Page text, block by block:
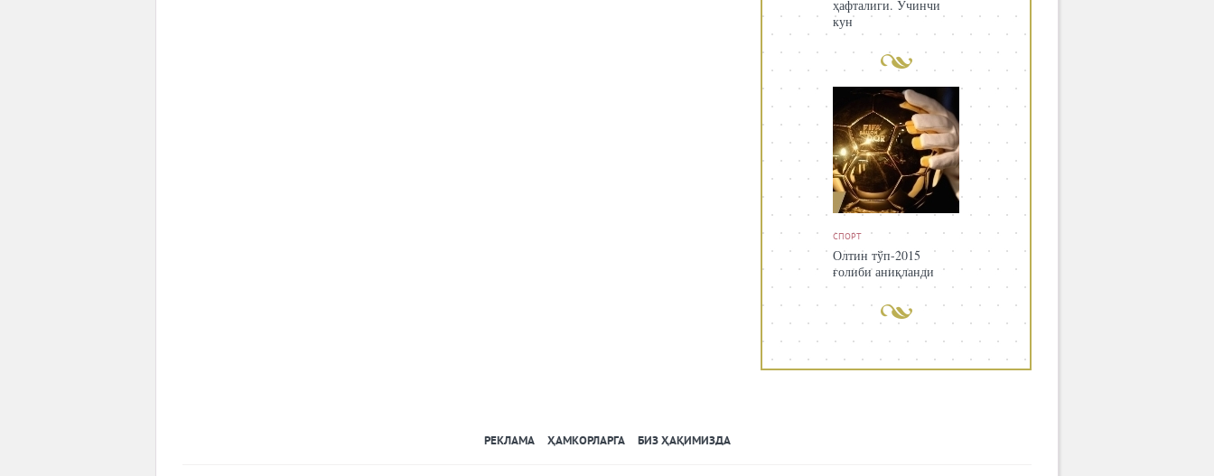
ҳафталиги. Учинчи
кун
СПОРТ
Олтин тўп-2015
ғолиби аниқланди
РЕКЛАМА ҲАМКОРЛАРГА БИЗ ҲАҚИМИЗДА